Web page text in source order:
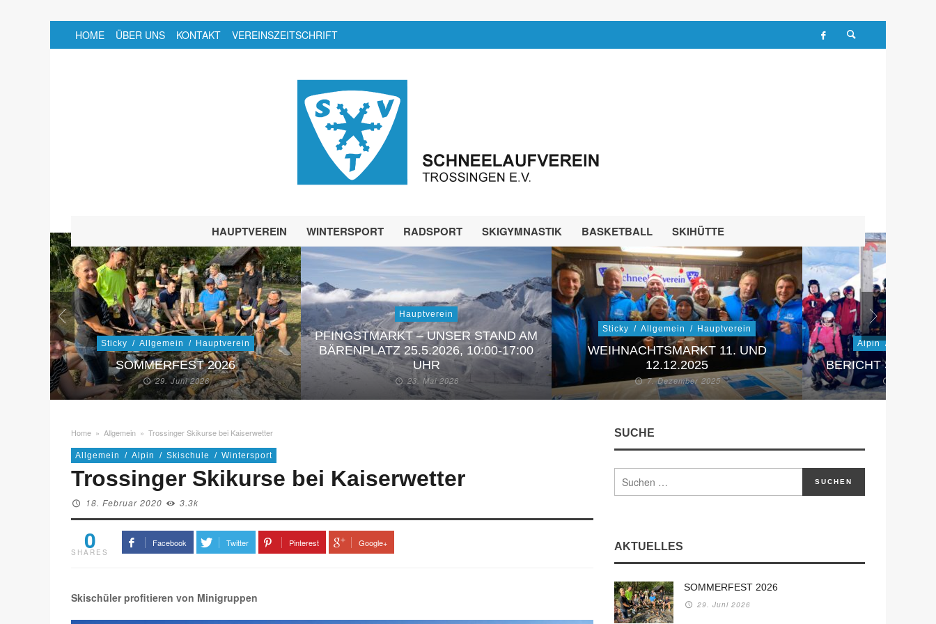
HOME ÜBER UNS KONTAKT VEREINSZEITSCHRIFT
HAUPTVEREIN WINTERSPORT RADSPORT SKIGYMNASTIK BASKETBALL SKIHÜTTE
Sticky / Allgemein / Hauptverein
SOMMERFEST 2026
29. Juni 2026
Hauptverein
PFINGSTMARKT – UNSER STAND AM
BÄRENPLATZ 25.5.2026, 10:00-17:00
UHR
23. Mai 2026
Sticky / Allgemein / Hauptverein
WEIHNACHTSMARKT 11. UND
12.12.2025
7. Dezember 2025
Alpin /
BERICHT
Home » Allgemein » Trossinger Skikurse bei Kaiserwetter
Allgemein / Alpin / Skischule / Wintersport
Trossinger Skikurse bei Kaiserwetter
18. Februar 2020 3.3k
0
SHARES
Facebook Twitter Pinterest Google+
Skischüler profitieren von Minigruppen
SUCHE
AKTUELLES
SOMMERFEST 2026
29. Juni 2026